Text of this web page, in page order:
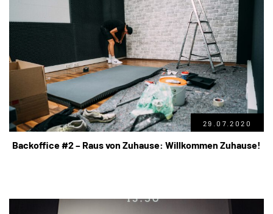
29.07.2020
Backoffice #2 – Raus von Zuhause: Willkommen Zuhause!